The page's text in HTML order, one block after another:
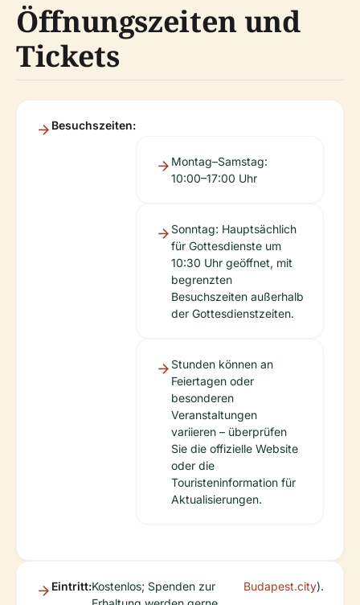
Öffnungszeiten und
Tickets
Besuchszeiten:
Montag–Samstag:
10:00–17:00 Uhr
Sonntag: Hauptsächlich
für Gottesdienste um
10:30 Uhr geöffnet, mit
begrenzten
Besuchszeiten außerhalb
der Gottesdienstzeiten.
Stunden können an
Feiertagen oder
besonderen
Veranstaltungen
variieren – überprüfen
Sie die offizielle Website
oder die
Touristeninformation für
Aktualisierungen.
Eintritt:Kostenlos; Spenden zur
Budapest.city).